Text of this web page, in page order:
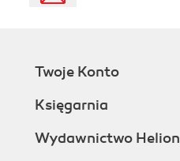
Twoje Konto
Księgarnia
Wydawnictwo Helion